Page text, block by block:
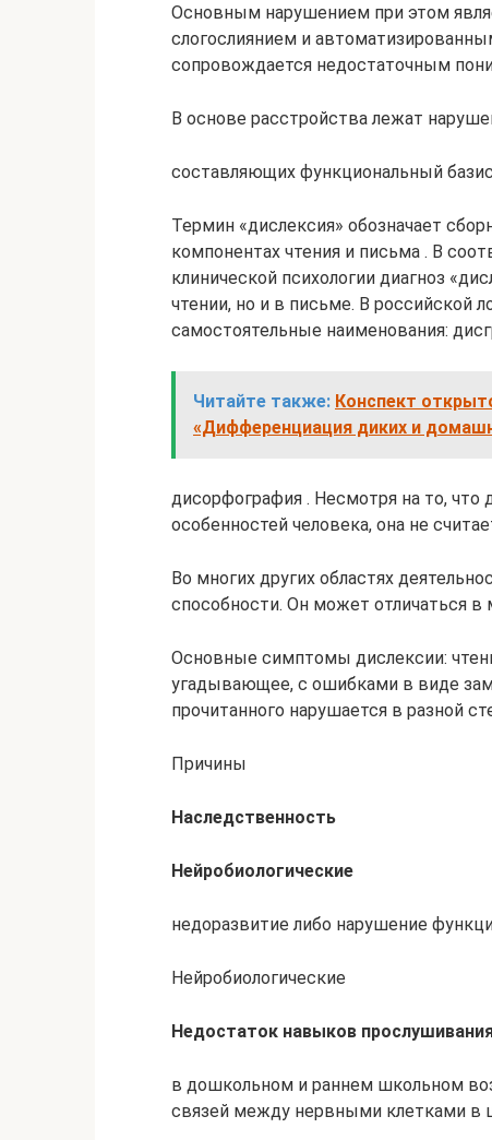
Основным нарушением при этом
слогослиянием и
сопровождается недостаточным
В основе расстройства лежат
составляющих функциональный
Термин «дислексия» обозначает
компонентах чтения и письма . В
клинической психологии диагноз
чтении, но и в письме. В российской
самостоятельные наименования:
Читайте также: Конспект
«Дифференциация диких и
дисорфография . Несмотря на то, что
особенностей человека, она не
Во многих других областях
способности. Он может отличаться
Основные симптомы дислексии:
угадывающее, с ошибками в виде
прочитанного нарушается в разной
Причины
Наследственность
Нейробиологические
недоразвитие либо нарушение
Нейробиологические
Недостаток навыков
в дошкольном и раннем школьном
связей между нервными клетками в